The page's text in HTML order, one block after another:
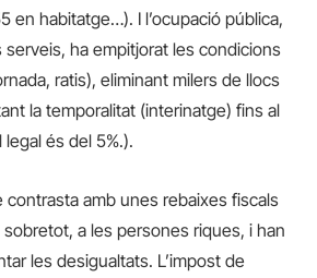
en habitatge…). I l’ocupació pública,
ha empitjorat les condicions
ratis), eliminant milers de llocs
la temporalitat (interinatge) fins al
és del 5%.).
contrasta amb unes rebaixes fiscals
a les persones riques, i han
les desigualtats. L’impost de